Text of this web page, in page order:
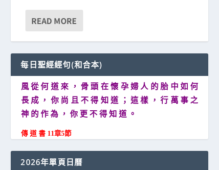
READ MORE
每日聖經經句(和合本)
風 從 何 道 來 ， 骨 頭 在 懷 孕 婦 人 的 胎 中 如 何
長 成 ， 你 尚 且 不 得 知 道 ； 這 樣 ， 行 萬 事 之
神 的 作 為 ， 你 更 不 得 知 道 。
傳 道 書 11章5節
2026年單頁日曆